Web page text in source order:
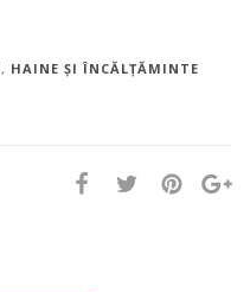
, HAINE ȘI ÎNCĂLȚĂMINTE